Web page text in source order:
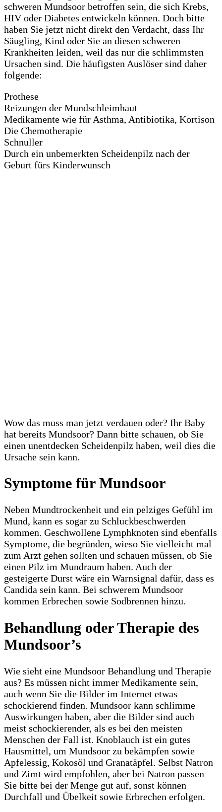
schweren Mundsoor betroffen sein, die sich Krebs,
HIV oder Diabetes entwickeln können. Doch bitte
haben Sie jetzt nicht direkt den Verdacht, dass Ihr
Säugling, Kind oder Sie an diesen schweren
Krankheiten leiden, weil das nur die schlimmsten
Ursachen sind. Die häufigsten Auslöser sind daher
folgende:
Prothese
Reizungen der Mundschleimhaut
Medikamente wie für Asthma, Antibiotika, Kortison
Die Chemotherapie
Schnuller
Durch ein unbemerkten Scheidenpilz nach der
Geburt fürs Kinderwunsch
Wow das muss man jetzt verdauen oder? Ihr Baby
hat bereits Mundsoor? Dann bitte schauen, ob Sie
einen unentdecken Scheidenpilz haben, weil dies die
Ursache sein kann.
Symptome für Mundsoor
Neben Mundtrockenheit und ein pelziges Gefühl im
Mund, kann es sogar zu Schluckbeschwerden
kommen. Geschwollene Lymphknoten sind ebenfalls
Symptome, die begründen, wieso Sie vielleicht mal
zum Arzt gehen sollten und schauen müssen, ob Sie
einen Pilz im Mundraum haben. Auch der
gesteigerte Durst wäre ein Warnsignal dafür, dass es
Candida sein kann. Bei schwerem Mundsoor
kommen Erbrechen sowie Sodbrennen hinzu.
Behandlung oder Therapie des
Mundsoor’s
Wie sieht eine Mundsoor Behandlung und Therapie
aus? Es müssen nicht immer Medikamente sein,
auch wenn Sie die Bilder im Internet etwas
schockierend finden. Mundsoor kann schlimme
Auswirkungen haben, aber die Bilder sind auch
meist schockierender, als es bei den meisten
Menschen der Fall ist. Knoblauch ist ein gutes
Hausmittel, um Mundsoor zu bekämpfen sowie
Apfelessig, Kokosöl und Granatäpfel. Selbst Natron
und Zimt wird empfohlen, aber bei Natron passen
Sie bitte bei der Menge gut auf, sonst können
Durchfall und Übelkeit sowie Erbrechen erfolgen.